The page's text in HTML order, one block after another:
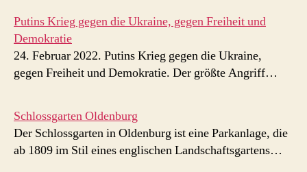
Putins Krieg gegen die Ukraine, gegen Freiheit und
Demokratie
24. Februar 2022. Putins Krieg gegen die Ukraine,
gegen Freiheit und Demokratie. Der größte Angriff…
Schlossgarten Oldenburg
Der Schlossgarten in Oldenburg ist eine Parkanlage, die
ab 1809 im Stil eines englischen Landschaftsgartens…